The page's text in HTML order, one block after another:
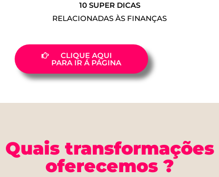
10 SUPER DICAS
RELACIONADAS ÀS FINANÇAS
CLIQUE AQUI
PARA IR Á PÁGINA
Quais transformações
oferecemos ?